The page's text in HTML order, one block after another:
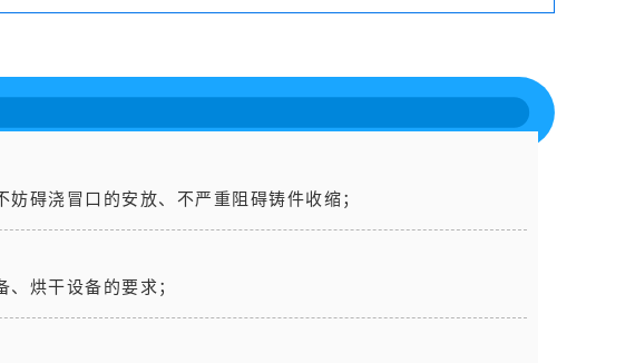
碍浇冒口的安放、不严重阻碍铸件收缩；
烘干设备的要求；